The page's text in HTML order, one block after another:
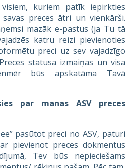
visiem, kuriem patīk iepirkties
preces ātri un vienkārši.
mazāk e-pastus (ja Tu tā
katru reizi pievienoties
preci uz sev vajadzīgo
statusa izmaiņas un visa
būs apskatāma Tavā
par manas ASV preces
pasūtot preci no ASV, paturi
pievienot preces dokmentus
Tev būs nepieciešams